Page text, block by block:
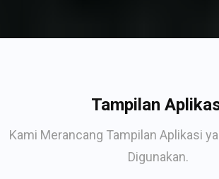
Tampilan
Kami Merancang Tampilan Aplikasi
Digunakan.